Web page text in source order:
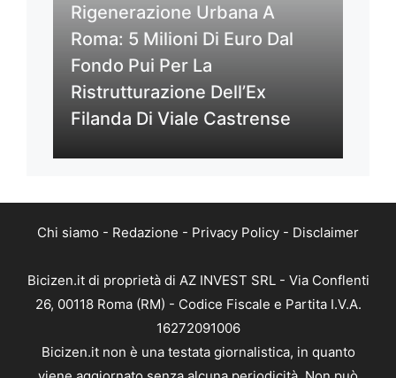
Rigenerazione Urbana A
Roma: 5 Milioni Di Euro Dal
Fondo Pui Per La
Ristrutturazione Dell’Ex
Filanda Di Viale Castrense
Chi siamo - Redazione - Privacy Policy - Disclaimer
Bicizen.it di proprietà di AZ INVEST SRL - Via Conflenti
26, 00118 Roma (RM) - Codice Fiscale e Partita I.V.A.
16272091006
Bicizen.it non è una testata giornalistica, in quanto